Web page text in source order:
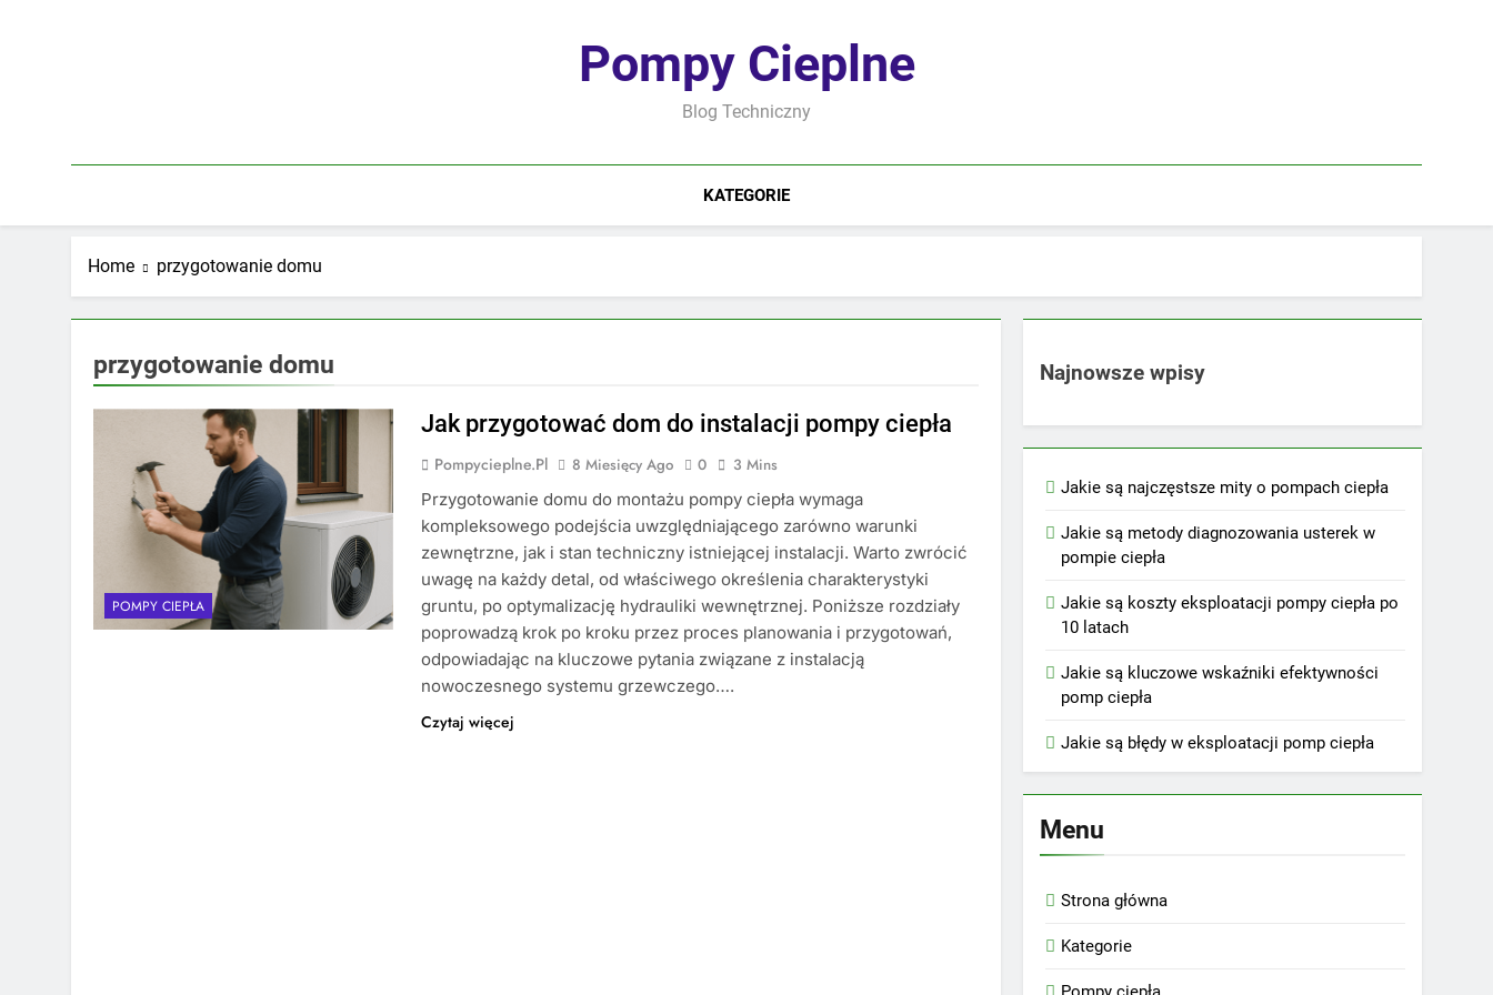
Pompy Cieplne
Blog Techniczny
KATEGORIE
Home przygotowanie domu
przygotowanie domu
POMPY CIEPŁA
Jak przygotować dom do instalacji pompy ciepła
Pompycieplne.pl 8 Miesięcy Ago 0
3 Mins
Przygotowanie domu do montażu pompy ciepła wymaga
kompleksowego podejścia uwzględniającego zarówno warunki
zewnętrzne, jak i stan techniczny istniejącej instalacji. Warto zwrócić
uwagę na każdy detal, od właściwego określenia charakterystyki
gruntu, po optymalizację hydrauliki wewnętrznej. Poniższe rozdziały
poprowadzą krok po kroku przez proces planowania i przygotowań,
odpowiadając na kluczowe pytania związane z instalacją
nowoczesnego systemu grzewczego….
Czytaj więcej
Najnowsze wpisy
Jakie są najczęstsze mity o pompach ciepła
Jakie są metody diagnozowania usterek w
pompie ciepła
Jakie są koszty eksploatacji pompy ciepła po
10 latach
Jakie są kluczowe wskaźniki efektywności
pomp ciepła
Jakie są błędy w eksploatacji pomp ciepła
Menu
Strona główna
Kategorie